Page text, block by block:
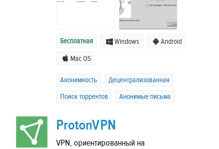
Бесплатная Windows Android
Mac OS
Анонимность
Децентрализованная
Поиск торрентов
Анонимые письма
ProtonVPN
VPN, ориентированный на